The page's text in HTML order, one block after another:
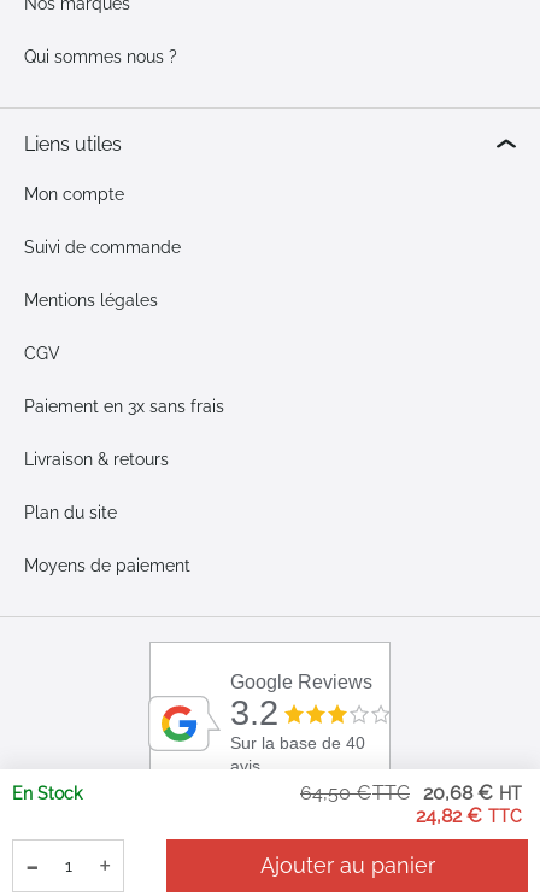
24,82 €
20,68 €
64,50 €
En Stock
- + Ajouter au panier
Qui sommes nous ?
Liens utiles
Mon compte
Suivi de commande
Mentions légales
CGV
Paiement en 3x sans frais
Livraison & retours
Plan du site
Moyens de paiement
Google Reviews
3.2
Sur la base de 40
avis